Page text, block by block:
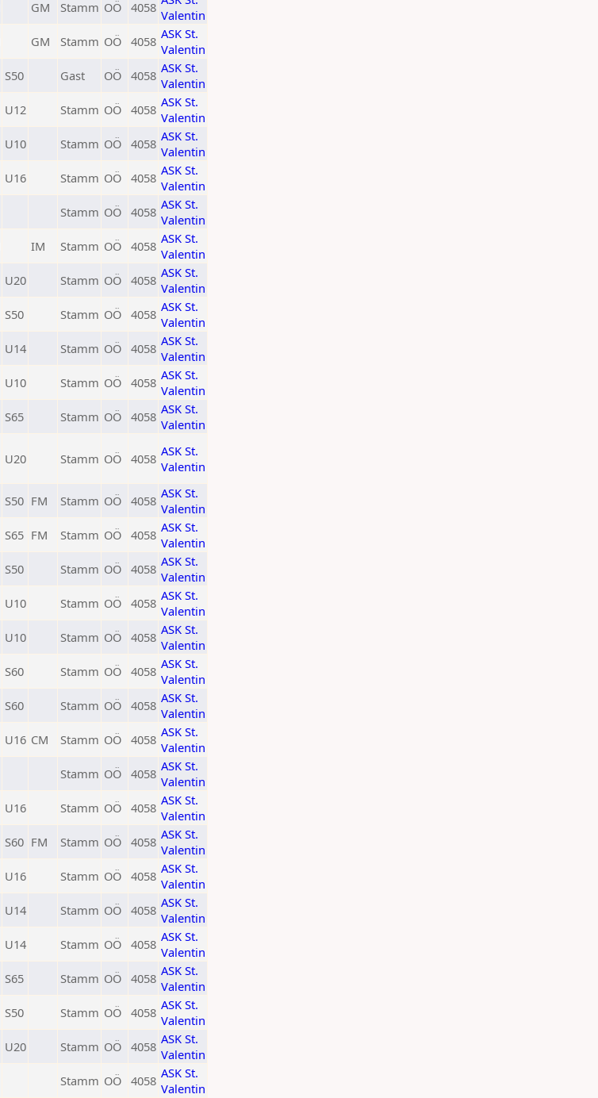
GM Stamm OÖ 4058 Valentin
GM Stamm OÖ 4058 ASK St.
Valentin
S50 Gast OÖ 4058 ASK St.
Valentin
U12 Stamm OÖ 4058 ASK St.
Valentin
U10 Stamm OÖ 4058 ASK St.
Valentin
U16 Stamm OÖ 4058 ASK St.
Valentin
Stamm OÖ 4058 ASK St.
Valentin
IM Stamm OÖ 4058 ASK St.
Valentin
U20 Stamm OÖ 4058 ASK St.
Valentin
S50 Stamm OÖ 4058 ASK St.
Valentin
U14 Stamm OÖ 4058 ASK St.
Valentin
U10 Stamm OÖ 4058 ASK St.
Valentin
S65 Stamm OÖ 4058 ASK St.
Valentin
U20 Stamm OÖ 4058 ASK St.
Valentin
S50 FM Stamm OÖ 4058 ASK St.
Valentin
S65 FM Stamm OÖ 4058 ASK St.
Valentin
S50 Stamm OÖ 4058 ASK St.
Valentin
U10 Stamm OÖ 4058 ASK St.
Valentin
U10 Stamm OÖ 4058 ASK St.
Valentin
S60 Stamm OÖ 4058 ASK St.
Valentin
S60 Stamm OÖ 4058 ASK St.
Valentin
U16 CM Stamm OÖ 4058 ASK St.
Valentin
Stamm OÖ 4058 ASK St.
Valentin
U16 Stamm OÖ 4058 ASK St.
Valentin
S60 FM Stamm OÖ 4058 ASK St.
Valentin
U16 Stamm OÖ 4058 ASK St.
Valentin
U14 Stamm OÖ 4058 ASK St.
Valentin
U14 Stamm OÖ 4058 ASK St.
Valentin
S65 Stamm OÖ 4058 ASK St.
Valentin
S50 Stamm OÖ 4058 ASK St.
Valentin
U20 Stamm OÖ 4058 ASK St.
Valentin
Stamm OÖ 4058 ASK St.
Valentin